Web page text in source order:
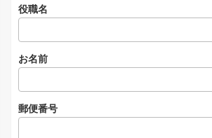
役職名
お名前
郵便番号